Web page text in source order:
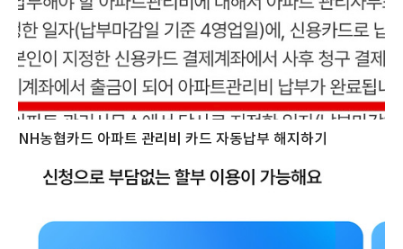
NH농협카드 아파트 관리비 카드 자동납부 해지하기